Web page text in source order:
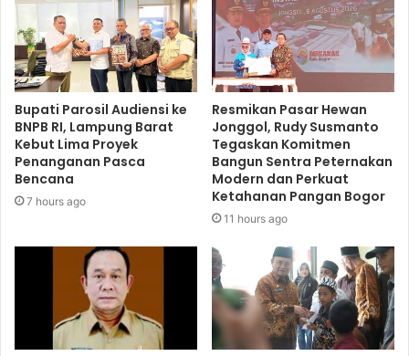
Bupati Parosil Audiensi ke
BNPB RI, Lampung Barat
Kebut Lima Proyek
Penanganan Pasca
Bencana
7 hours ago
Resmikan Pasar Hewan
Jonggol, Rudy Susmanto
Tegaskan Komitmen
Bangun Sentra Peternakan
Modern dan Perkuat
Ketahanan Pangan Bogor
11 hours ago